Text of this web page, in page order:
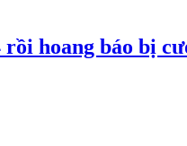
hoang báo bị